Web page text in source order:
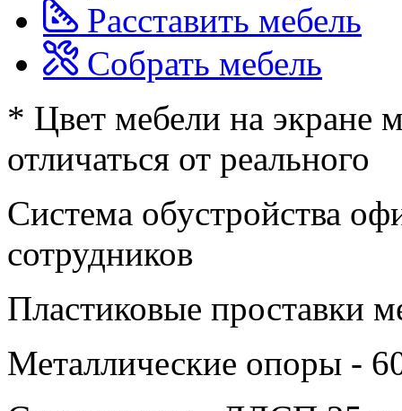
Расставить мебель
Собрать мебель
* Цвет мебели на экране
отличаться от реального
Система обустройства
сотрудников
Пластиковые проставки
Металлические опоры -